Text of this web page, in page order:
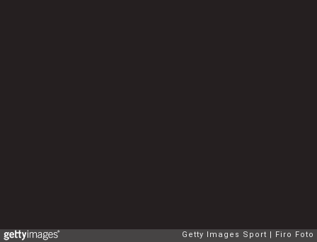
Getty Images Sport Firo Foto